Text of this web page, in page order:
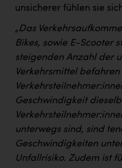
unsicherer fühlen sie
„Das
Bikes, sowie E-Scooter
steigenden Anzahl der
Verkehrsmittel
Geschwindigkeit
unterwegs sind, sind
Geschwindigkeiten
Unfallrisiko. Zudem ist